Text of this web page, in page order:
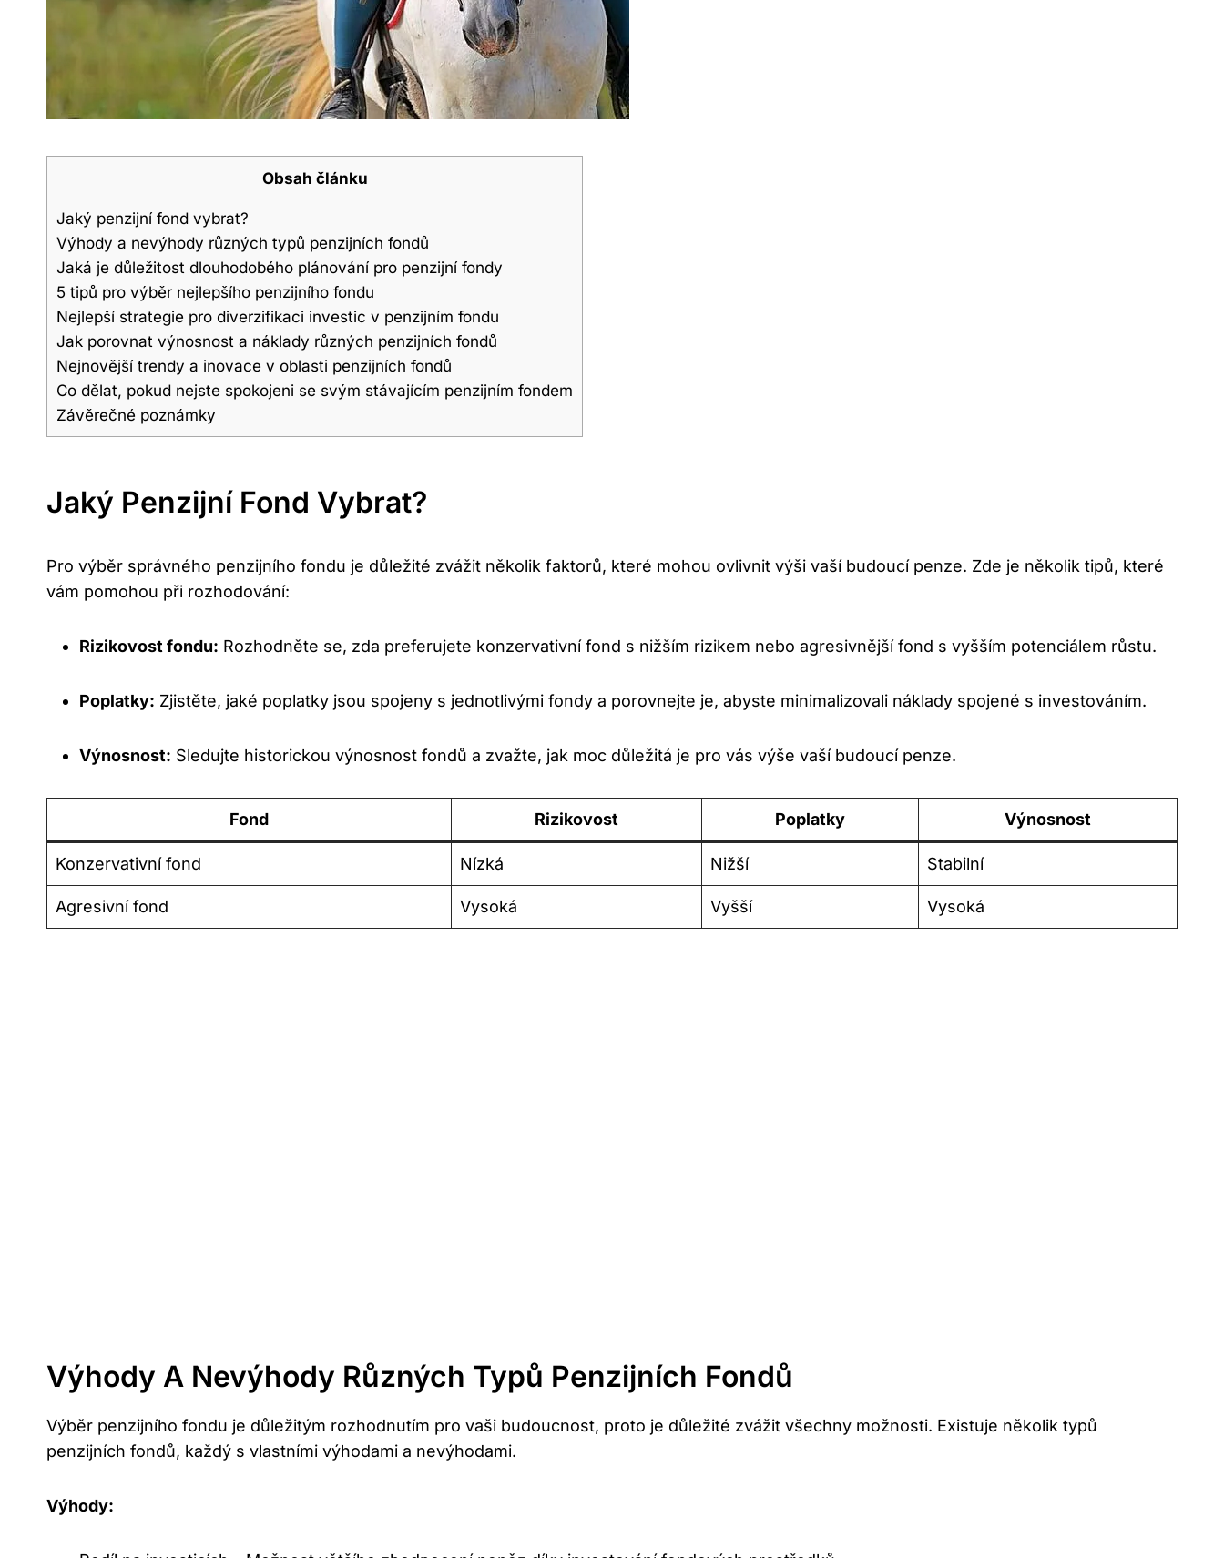
Obsah článku
Jaký penzijní fond vybrat?
Výhody a nevýhody⁤ různých typů ‍penzijních fondů
Jaká je důležitost ‌dlouhodobého ​plánování pro penzijní fondy
5 tipů pro výběr‍ nejlepšího penzijního ⁣fondu
Nejlepší‍ strategie pro ⁤diverzifikaci investic v penzijním fondu
Jak porovnat výnosnost a ⁢náklady různých penzijních fondů
Nejnovější trendy a inovace v oblasti ⁣penzijních fondů
Co ​dělat, pokud nejste spokojeni se svým stávajícím‍ penzijním fondem
Závěrečné poznámky
Jaký Penzijní Fond Vybrat?
Pro​ výběr správného penzijního‌ fondu je důležité⁢ zvážit několik faktorů, které mohou ovlivnit výši vaší ​budoucí penze. Zde je několik ​tipů, které
vám pomohou⁢ při rozhodování:
Rizikovost‌ fondu: Rozhodněte se, ‌zda preferujete konzervativní fond s nižším rizikem nebo agresivnější ‌fond s vyšším potenciálem růstu.
Poplatky: Zjistěte, jaké poplatky jsou spojeny ​s jednotlivými fondy‌ a⁤ porovnejte je,‍ abyste minimalizovali‍ náklady spojené s investováním.
Výnosnost: ‍Sledujte historickou výnosnost⁢ fondů a ⁤zvažte,⁣ jak ‌moc ‌důležitá ​je ‍pro⁢ vás výše vaší ⁣budoucí penze.
Fond Rizikovost Poplatky Výnosnost
Konzervativní fond Nízká Nižší Stabilní
Agresivní fond Vysoká Vyšší Vysoká
Výhody A Nevýhody⁤ Různých Typů ‍penzijních Fondů
Výběr penzijního fondu je důležitým rozhodnutím⁢ pro vaši budoucnost, proto je důležité zvážit všechny možnosti. Existuje ​několik typů
penzijních fondů, každý s vlastními výhodami a nevýhodami.
Výhody: